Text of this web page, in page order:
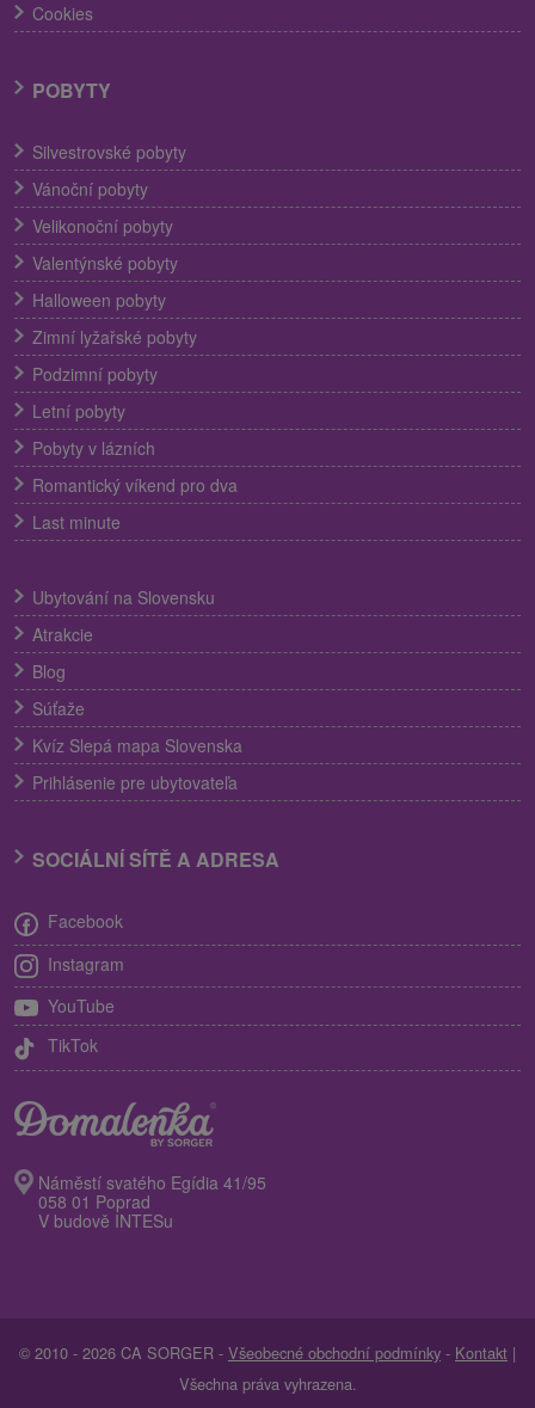
Cookies
POBYTY
Silvestrovské pobyty
Vánoční pobyty
Velikonoční pobyty
Valentýnské pobyty
Halloween pobyty
Zimní lyžařské pobyty
Podzimní pobyty
Letní pobyty
Pobyty v lázních
Romantický víkend pro dva
Last minute
Ubytování na Slovensku
Atrakcie
Blog
Súťaže
Kvíz Slepá mapa Slovenska
Prihlásenie pre ubytovateľa
SOCIÁLNÍ SÍTĚ A ADRESA
Facebook
Instagram
YouTube
TikTok
Náměstí svatého Egídia 41/95
058 01 Poprad
V budově INTESu
© 2010 - 2026 CA SORGER - Všeobecné obchodní podmínky - Kontakt |
Všechna práva vyhrazena.